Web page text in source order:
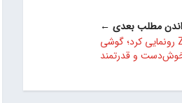
مطلب بعدی ←
ایسوس از 9 Zenfone رونمایی کرد؛ گوشی
و قدرتمند